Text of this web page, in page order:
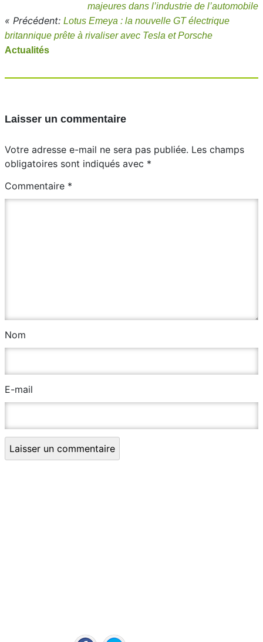
majeures dans l’industrie de l’automobile
« Précédent: Lotus Emeya : la nouvelle GT électrique
britannique prête à rivaliser avec Tesla et Porsche
Actualités
Laisser un commentaire
Votre adresse e-mail ne sera pas publiée. Les champs
obligatoires sont indiqués avec *
Commentaire *
Nom
E-mail